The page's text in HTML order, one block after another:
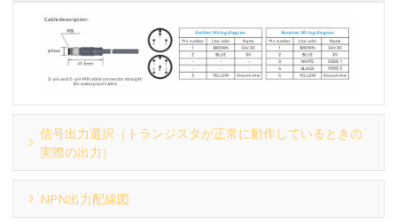
信号出力選択（トランジスタが正常に動作しているときの
実際の出力）
NPN出力配線図